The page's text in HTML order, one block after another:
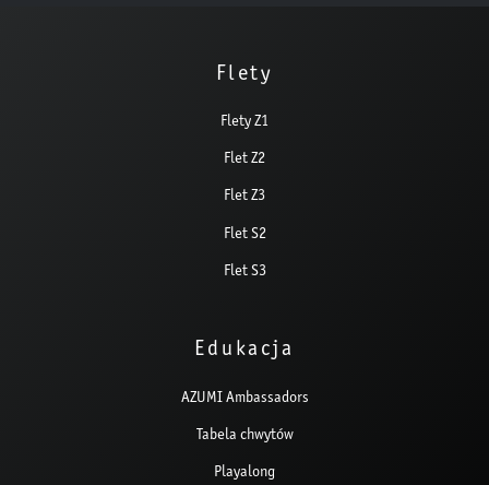
Flety
Flety Z1
Flet Z2
Flet Z3
Flet S2
Flet S3
Edukacja
AZUMI Ambassadors
Tabela chwytów
Playalong